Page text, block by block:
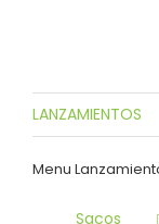
LANZAMIENTOS
Menu
Sacos